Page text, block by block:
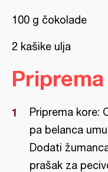
100 g čokolade
2 kašike ulja
Priprema
Priprema kore:
pa belanca
Dodati
prašak za